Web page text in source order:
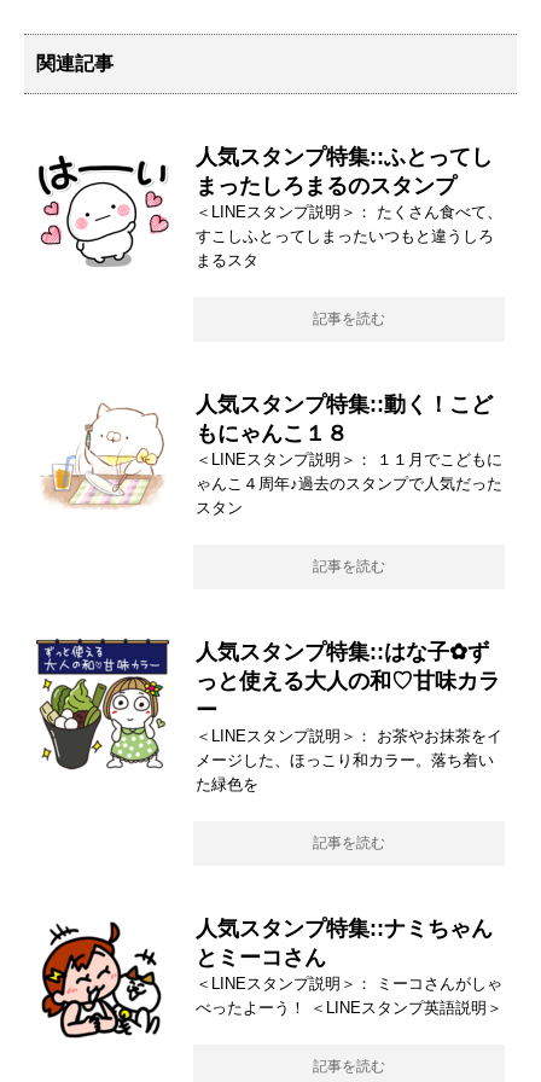
関連記事
人気スタンプ特集::ふとってし
まったしろまるのスタンプ
＜LINEスタンプ説明＞： たくさん食べて、
すこしふとってしまったいつもと違うしろ
まるスタ
記事を読む
人気スタンプ特集::動く！こど
もにゃんこ１８
＜LINEスタンプ説明＞： １１月でこどもに
ゃんこ４周年♪過去のスタンプで人気だった
スタン
記事を読む
人気スタンプ特集::はな子✿ず
っと使える大人の和♡甘味カラ
ー
＜LINEスタンプ説明＞： お茶やお抹茶をイ
メージした、ほっこり和カラー。落ち着い
た緑色を
記事を読む
人気スタンプ特集::ナミちゃん
とミーコさん
＜LINEスタンプ説明＞： ミーコさんがしゃ
べったよーう！ ＜LINEスタンプ英語説明＞
記事を読む